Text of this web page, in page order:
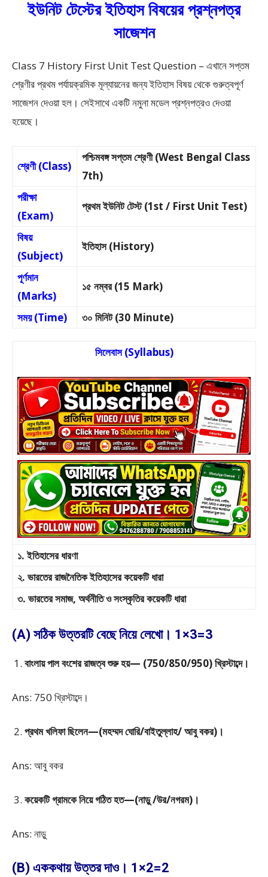
ইউনিট টেস্টের ইতিহাস বিষয়ের প্রশ্নপত্র
সাজেশন
Class 7 History First Unit Test Question – এখানে সপ্তম
শ্রেণীর প্রথম পর্যায়ক্রমিক মূল্যায়নের জন্য ইতিহাস বিষয় থেকে গুরুত্বপূর্ণ
সাজেশন দেওয়া হল। সেইসাথে একটি নমুনা মডেল প্রশ্নপত্রও দেওয়া
হয়েছে।
শ্রেণী (Class)
পশ্চিমবঙ্গ সপ্তম শ্রেণী (West Bengal Class
7th)
পরীক্ষা
(Exam)
প্রথম ইউনিট টেস্ট (1st / First Unit Test)
বিষয়
(Subject)
ইতিহাস (History)
পূর্ণমান
(Marks)
১৫ নম্বর (15 Mark)
সময় (Time) ৩০ মিনিট (30 Minute)
সিলেবাস (Syllabus)
১. ইতিহাসের ধারণা
২. ভারতের রাজনৈতিক ইতিহাসের কয়েকটি ধারা
৩. ভারতের সমাজ, অর্থনীতি ও সংস্কৃতির কয়েকটি ধারা
(A) সঠিক উত্তরটি বেছে নিয়ে লেখো। 1×3=3
বাংলায় পাল বংশের রাজত্ব শুরু হয়— (750/850/950) খ্রিস্টাব্দে।
Ans: 750 খ্রিস্টাব্দে।
প্রথম খলিফা ছিলেন—(মহম্মদ ঘোরি/বাইতুল্লাহ/ আবু বকর)।
Ans: আবু বকর
কয়েকটি গ্রামকে নিয়ে গঠিত হত—(নাড়ু /উর/নগরম)।
Ans: নাড়ু
(B) এককথায় উত্তর দাও। 1×2=2